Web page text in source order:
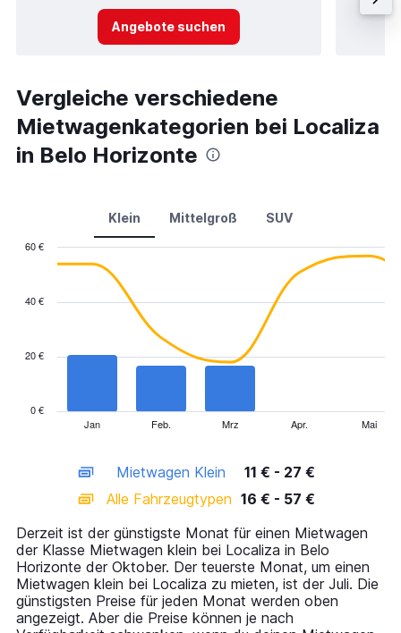
Angebote suchen
Vergleiche verschiedene
Mietwagenkategorien bei Localiza
in Belo Horizonte
Klein Mittelgroß SUV
Combination
has
displaying
categories.
14
categories.
The
chart
has
1
Y
Jan Feb. Mrz Apr. Mai
0 €
20 €
40 €
60 €
Mietwagen Klein
11 € - 27 €
Alle Fahrzeugtypen 16 € - 57 €
Derzeit ist der günstigste Monat für einen Mietwagen
der Klasse Mietwagen klein bei Localiza in Belo
Horizonte der Oktober. Der teuerste Monat, um einen
Mietwagen klein bei Localiza zu mieten, ist der Juli. Die
günstigsten Preise für jeden Monat werden oben
angezeigt. Aber die Preise können je nach